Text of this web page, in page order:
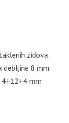
zidova:
debljine 8 mm
mm